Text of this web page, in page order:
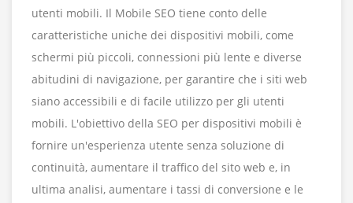
utenti mobili. Il Mobile SEO tiene conto delle
caratteristiche uniche dei dispositivi mobili, come
schermi più piccoli, connessioni più lente e diverse
abitudini di navigazione, per garantire che i siti web
siano accessibili e di facile utilizzo per gli utenti
mobili. L'obiettivo della SEO per dispositivi mobili è
fornire un'esperienza utente senza soluzione di
continuità, aumentare il traffico del sito web e, in
ultima analisi, aumentare i tassi di conversione e le